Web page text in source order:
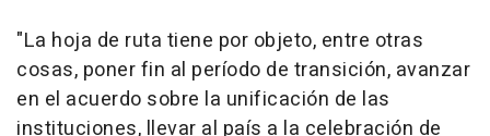
"La hoja de ruta tiene por objeto, entre otras
cosas, poner fin al período de transición, avanzar
en el acuerdo sobre la unificación de las
instituciones, llevar al país a la celebración de